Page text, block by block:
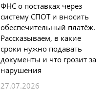
ФНС о поставках через
систему СПОТ и вносить
обеспечительный платёж.
Рассказываем, в какие
сроки нужно подавать
документы и что грозит за
нарушения
27.07.2026